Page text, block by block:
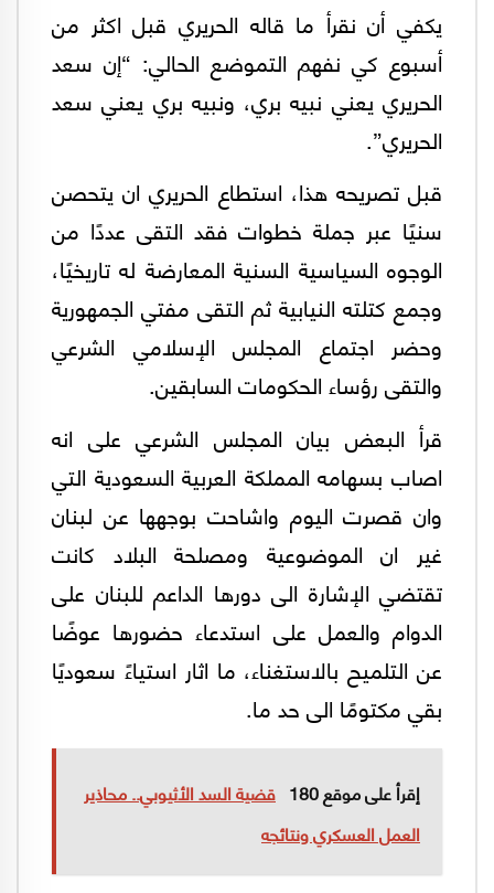
يكفي أن نقرأ ما قاله الحريري قبل اكثر من
أسبوع كي نفهم التموضع الحالي: “إن سعد
الحريري يعني نبيه بري، ونبيه بري يعني سعد
الحريري”.
قبل تصريحه هذا، استطاع الحريري ان يتحصن
سنيًا عبر جملة خطوات فقد التقى عددًا من
الوجوه السياسية السنية المعارضة له تاريخيًا،
وجمع كتلته النيابية ثم التقى مفتي الجمهورية
وحضر اجتماع المجلس الإسلامي الشرعي
والتقى رؤساء الحكومات السابقين.
قرأ البعض بيان المجلس الشرعي على انه
اصاب بسهامه المملكة العربية السعودية التي
وان قصرت اليوم واشاحت بوجهها عن لبنان
غير ان الموضوعية ومصلحة البلاد كانت
تقتضي الإشارة الى دورها الداعم للبنان على
الدوام والعمل على استدعاء حضورها عوضًا
عن التلميح بالاستغناء، ما اثار استياءً سعوديًا
بقي مكتومًا الى حد ما.
إقرأ على موقع 180
قضية السد الأثيوبي.. محاذير
العمل العسكري ونتائجه